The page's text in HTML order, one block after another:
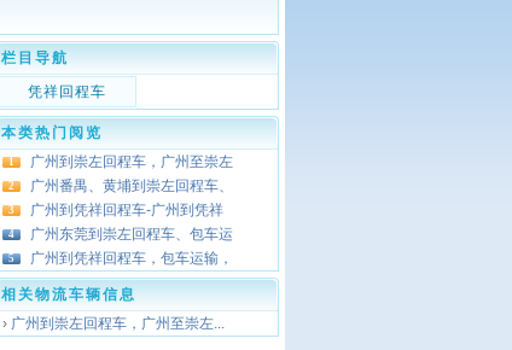
栏目导航
凭祥回程车
本类热门阅览
1 广州到崇左回程车，广州至崇左
2 广州番禺、黄埔到崇左回程车、
3 广州到凭祥回程车-广州到凭祥
4 广州东莞到崇左回程车、包车运
5 广州到凭祥回程车，包车运输，
相关物流车辆信息
› 广州到崇左回程车，广州至崇左...